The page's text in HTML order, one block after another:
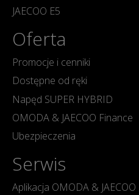
JAECOO E5
Oferta
Promocje i cenniki
Dostępne od ręki
Napęd SUPER HYBRID
OMODA & JAECOO Finance
Ubezpieczenia
Serwis
Aplikacja OMODA & JAECOO